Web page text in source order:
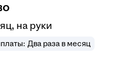
на руки
Два раза в месяц